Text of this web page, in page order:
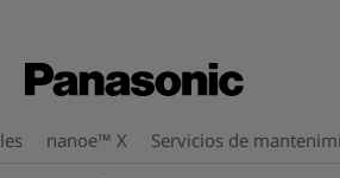
nanoe™ X Servicios de